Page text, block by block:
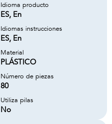
Idioma producto
ES, En
Idiomas instrucciones
ES, En
Material
PLÁSTICO
Número de piezas
80
Utiliza pilas
No